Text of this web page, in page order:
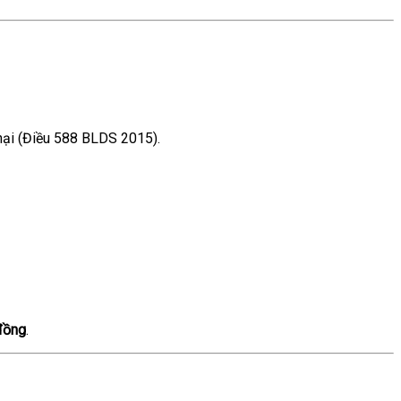
(Điều 588 BLDS 2015).
.